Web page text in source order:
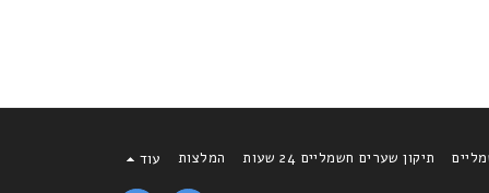
תיקון שערים חשמליים 24 שעות המלצות עוד